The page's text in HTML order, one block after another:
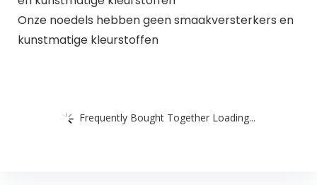
Onze noedels hebben geen smaakversterkers en
kunstmatige kleurstoffen
Frequently Bought Together Loading...